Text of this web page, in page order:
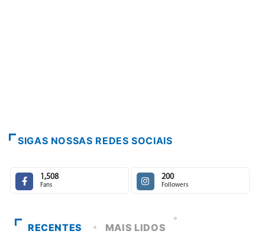
SIGAS NOSSAS REDES SOCIAIS
1,508
Fans
200
Followers
RECENTES MAIS LIDOS